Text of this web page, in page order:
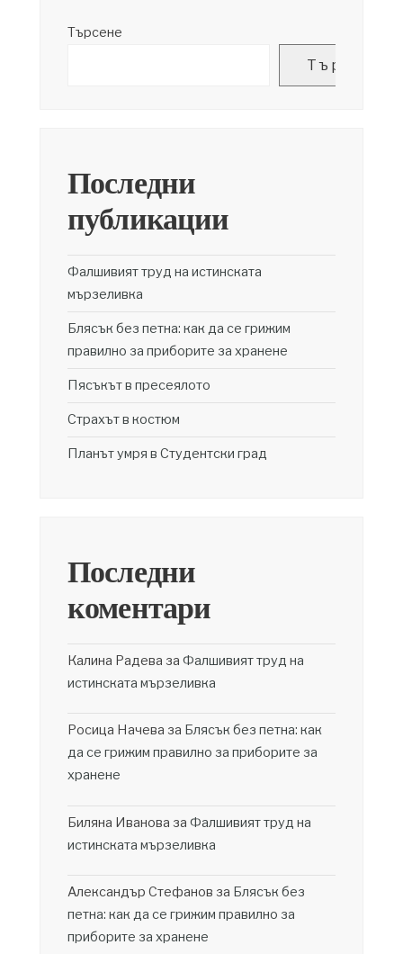
Търсене
Търсене
Последни
публикации
Фалшивият труд на истинската
мързеливка
Блясък без петна: как да се грижим
правилно за приборите за хранене
Пясъкът в пресеялото
Страхът в костюм
Планът умря в Студентски град
Последни
коментари
Калина Радева за Фалшивият труд на
истинската мързеливка
Росица Начева за Блясък без петна: как
да се грижим правилно за приборите за
хранене
Биляна Иванова за Фалшивият труд на
истинската мързеливка
Александър Стефанов за Блясък без
петна: как да се грижим правилно за
приборите за хранене